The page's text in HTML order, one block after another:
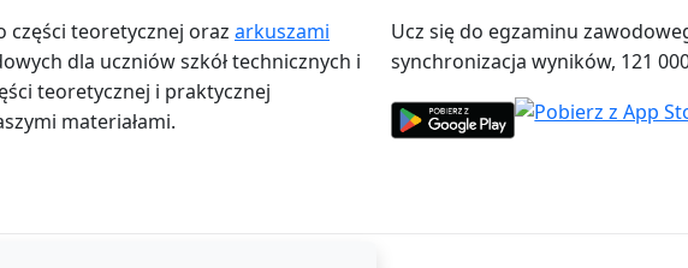
części teoretycznej oraz arkuszami
dla uczniów szkół technicznych i
teoretycznej i praktycznej
materiałami.
Ucz się do egzaminu
synchronizacja wyników, 121